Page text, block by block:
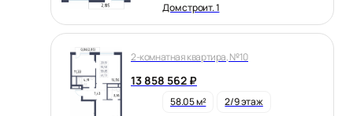
Дом строит. 1
2-комнатная квартира, №10
13 858 562 ₽
58.05 м²
2/9 этаж